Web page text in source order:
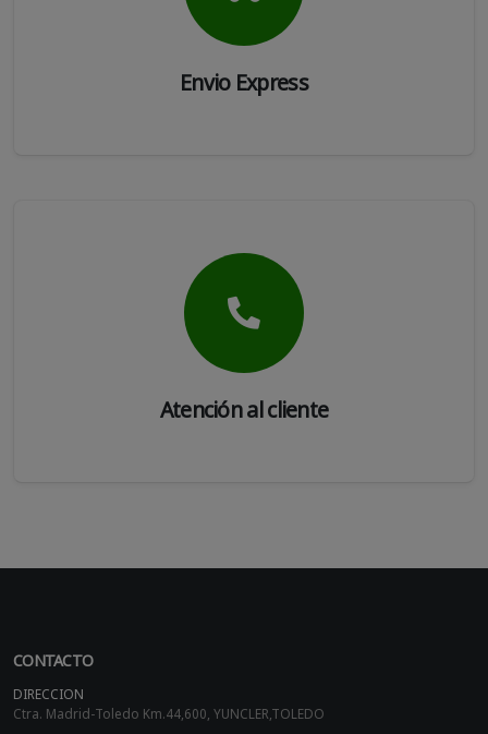
Envio Express
Atención al cliente
CONTACTO
DIRECCION
Ctra. Madrid-Toledo Km.44,600, YUNCLER,TOLEDO